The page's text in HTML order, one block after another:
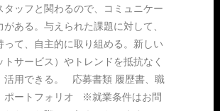
タッフと関わるので、コミュニケー
がある。与えられた課題に対して、
って、自主的に取り組める。新しい
トサービス）やトレンドを抵抗なく
活用できる。 応募書類 履歴書、職
ポートフォリオ ※就業条件はお問